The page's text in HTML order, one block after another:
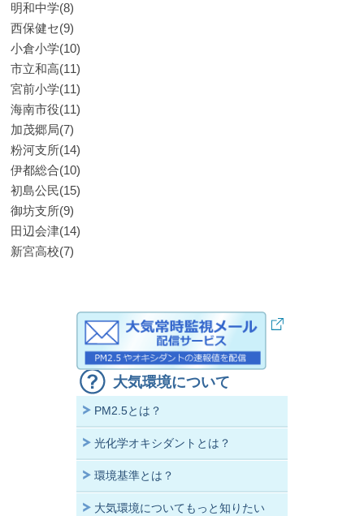
明和中学(8)
西保健セ(9)
小倉小学(10)
市立和高(11)
宮前小学(11)
海南市役(11)
加茂郷局(7)
粉河支所(14)
伊都総合(10)
初島公民(15)
御坊支所(9)
田辺会津(14)
新宮高校(7)
大気環境について
PM2.5とは？
光化学オキシダントとは？
環境基準とは？
大気環境についてもっと知りたい